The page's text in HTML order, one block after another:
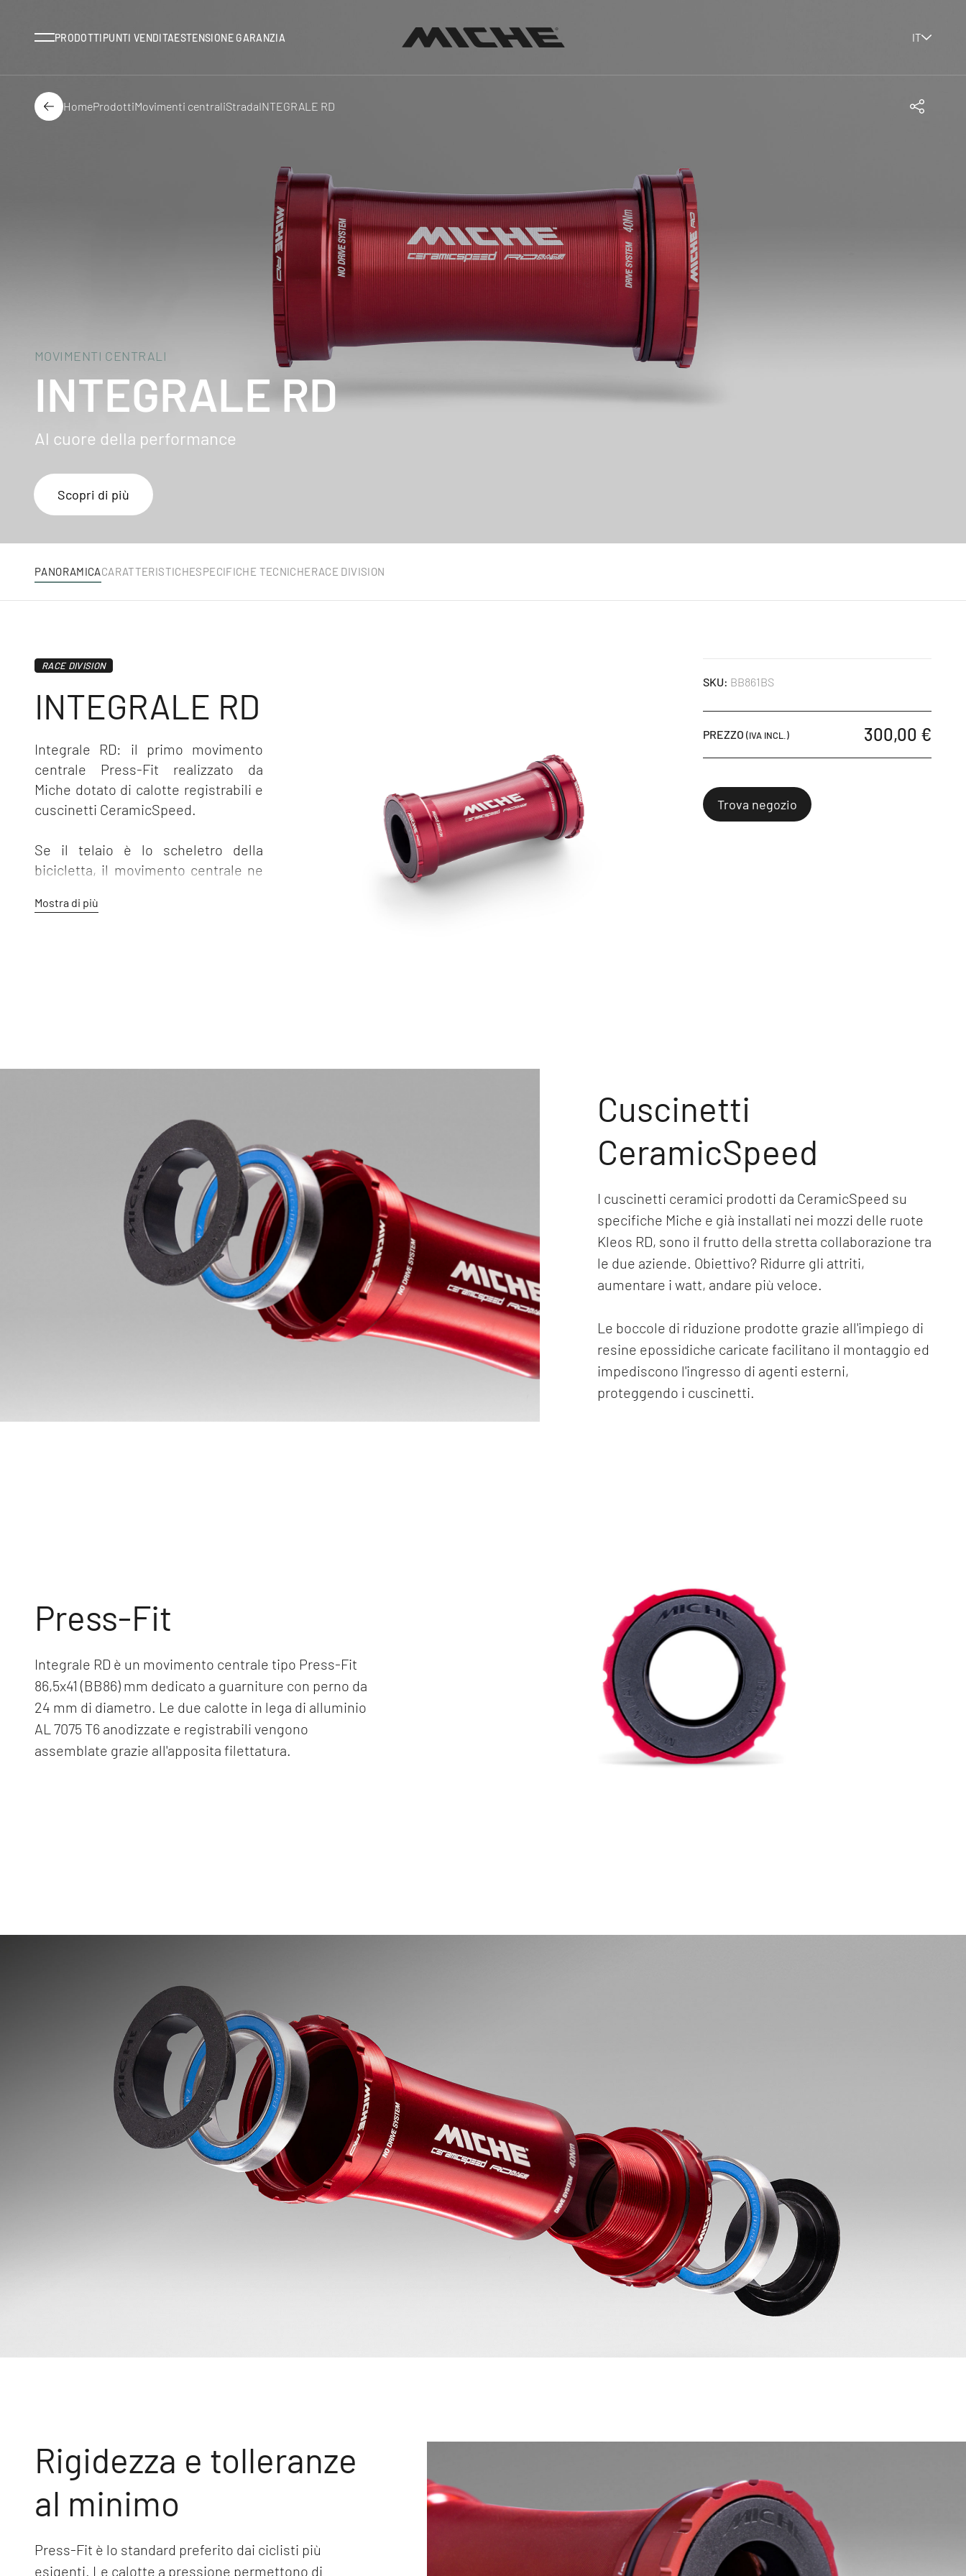
MenuPRODOTTIPUNTI VENDITAESTENSIONE GARANZIA IT
Indietro
HomeProdottiMovimenti centraliStradaINTEGRALE RD
Condividi
MOVIMENTI CENTRALI
INTEGRALE RD
Al cuore della performance
Scopri di più
PANORAMICACARATTERISTICHESPECIFICHE TECNICHERACE DIVISION
RACE DIVISION
INTEGRALE RD
Integrale RD: il primo movimento
centrale Press-Fit realizzato da
Miche dotato di calotte registrabili e
cuscinetti CeramicSpeed.
Se il telaio è lo scheletro della
bicicletta, il movimento centrale ne
centrale come un organo in grado di
Mostra di più
SKU: BB861BS
PREZZO (IVA INCL.) 300,00 €
Trova negozio
Cuscinetti
CeramicSpeed
I cuscinetti ceramici prodotti da CeramicSpeed su
specifiche Miche e già installati nei mozzi delle ruote
Kleos RD, sono il frutto della stretta collaborazione tra
le due aziende. Obiettivo? Ridurre gli attriti,
aumentare i watt, andare più veloce.
Le boccole di riduzione prodotte grazie all'impiego di
resine epossidiche caricate facilitano il montaggio ed
impediscono l'ingresso di agenti esterni,
proteggendo i cuscinetti.
Press-Fit
Integrale RD è un movimento centrale tipo Press-Fit
86,5x41 (BB86) mm dedicato a guarniture con perno da
24 mm di diametro. Le due calotte in lega di alluminio
AL 7075 T6 anodizzate e registrabili vengono
assemblate grazie all'apposita filettatura.
Rigidezza e tolleranze
al minimo
Press-Fit è lo standard preferito dai ciclisti più
esigenti. Le calotte a pressione permettono di